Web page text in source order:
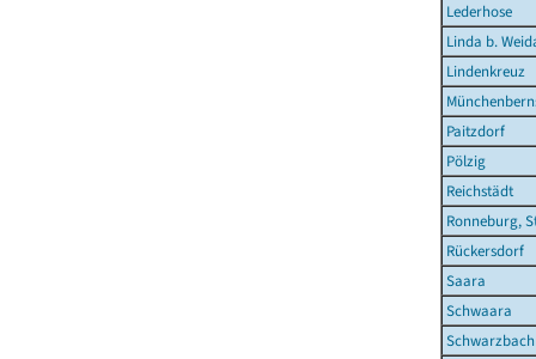
Lederhose
Linda b.
Lindenkreuz
Paitzdorf
Pölzig
Reichstädt
Ronneburg,
Rückersdorf
Saara
Schwaara
Schwarzbach